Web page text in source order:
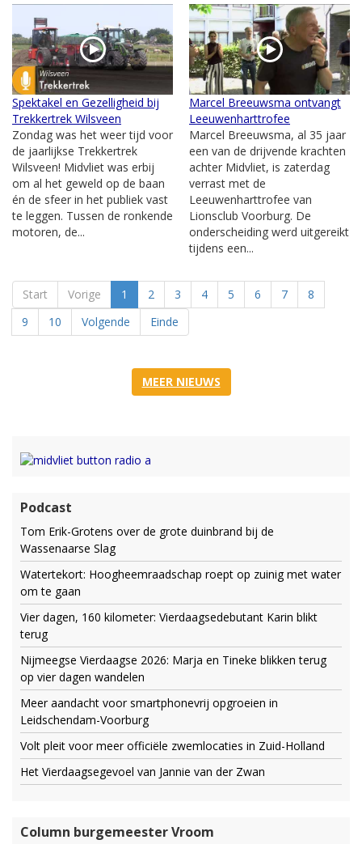
Spektakel en Gezelligheid bij
Trekkertrek Wilsveen
Zondag was het weer tijd voor
de jaarlijkse Trekkertrek
Wilsveen! Midvliet was erbij
om al het geweld op de baan
én de sfeer in het publiek vast
te leggen. Tussen de ronkende
motoren, de...
Marcel Breeuwsma ontvangt
Leeuwenharttrofee
Marcel Breeuwsma, al 35 jaar
een van de drijvende krachten
achter Midvliet, is zaterdag
verrast met de
Leeuwenharttrofee van
Lionsclub Voorburg. De
onderscheiding werd uitgereikt
tijdens een...
Start Vorige 1 2 3 4 5 6 7
8
9
10 Volgende Einde
MEER NIEUWS
Podcast
Tom Erik-Grotens over de grote duinbrand bij de
Wassenaarse Slag
Watertekort: Hoogheemraadschap roept op zuinig met water
om te gaan
Vier dagen, 160 kilometer: Vierdaagsedebutant Karin blikt
terug
Nijmeegse Vierdaagse 2026: Marja en Tineke blikken terug
op vier dagen wandelen
Meer aandacht voor smartphonevrij opgroeien in
Leidschendam-Voorburg
Volt pleit voor meer officiële zwemlocaties in Zuid-Holland
Het Vierdaagsegevoel van Jannie van der Zwan
Column burgemeester Vroom